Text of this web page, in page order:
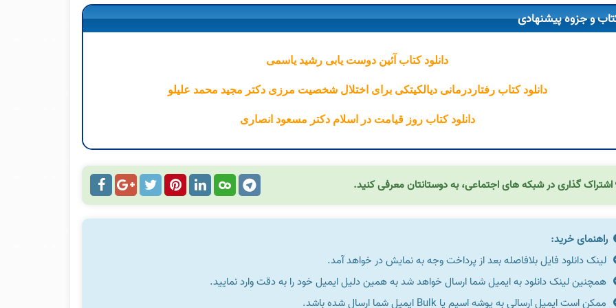
و جزوه پیشنهادی
دانلود کتاب آئین دوست یابی رشید یاسمی
دانلود کتاب رفتاردرمانی دیالکیتکی برای اختلال شخصیت مرزی دکتر مجید محمد علیلو
دانلود کتاب روز قیامت در اسلام دکتر مسعود انصاری
اشتراک گذاری در شبکه های اجتماعی، به دوستانتان معرفی کنید.
راهنمای خرید:
لینک دانلود فایل بلافاصله بعد از پرداخت وجه به نمایش در خواهد آمد.
همچنین لینک دانلود به ایمیل شما ارسال خواهد شد به همین دلیل ایمیل خود را به دقت وارد نمایید.
ممکن است ایمیل ارسالی به پوشه اسپم یا Bulk ایمیل شما ارسال شده باشد.